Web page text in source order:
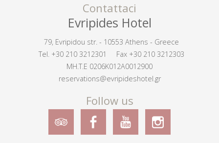
Contattaci
Evripides Hotel
79, Evripidou str. - 10553 Athens - Greece
Tel. +30 210 3212301
Fax +30 210 3212303
MH.T.E 0206K012A0012900
reservations@evripideshotel.gr
Follow us